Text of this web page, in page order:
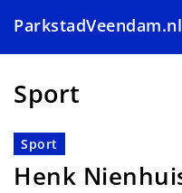
en
naar
de
inhoud
gaan
ParkstadVeendam.nl
Sport
Sport
Henk